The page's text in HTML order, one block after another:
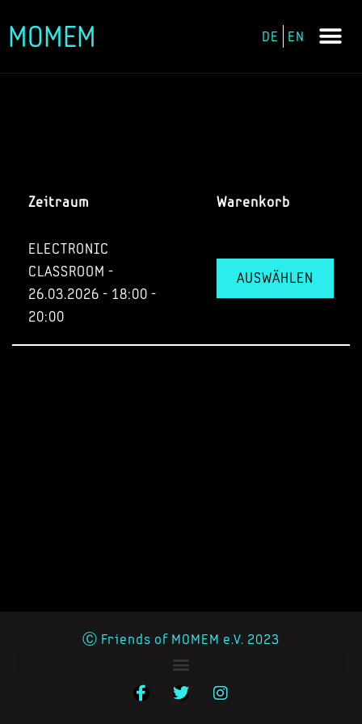
Zum
MOMEM DE EN
Zeitraum Warenkorb
ELECTRONIC
CLASSROOM -
26.03.2026 - 18:00 -
20:00
AUSWÄHLEN
Ⓒ Friends of MOMEM e.V. 2023